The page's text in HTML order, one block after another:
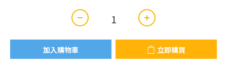
加入購物車 立即購買